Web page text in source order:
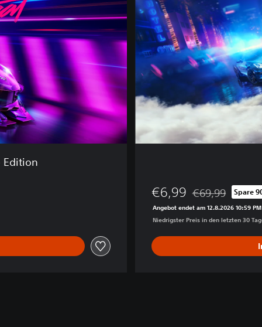
Edition
o
r
S
p
e
d
H
a
t
€6,99 Preisnachlass
€69,99 Spare
Angebot endet am 12.8.2026 10:59 PM
Niedrigster Preis in den letzten 30